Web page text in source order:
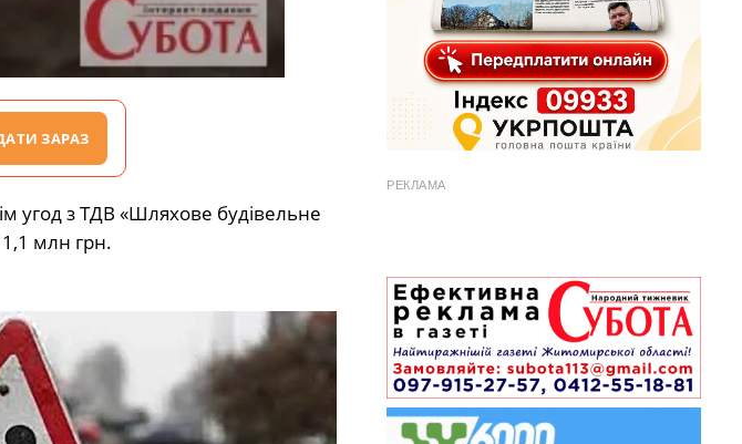
ЗАРАЗ
угод з ТДВ «Шляхове будівельне
млн грн.
РЕКЛАМА